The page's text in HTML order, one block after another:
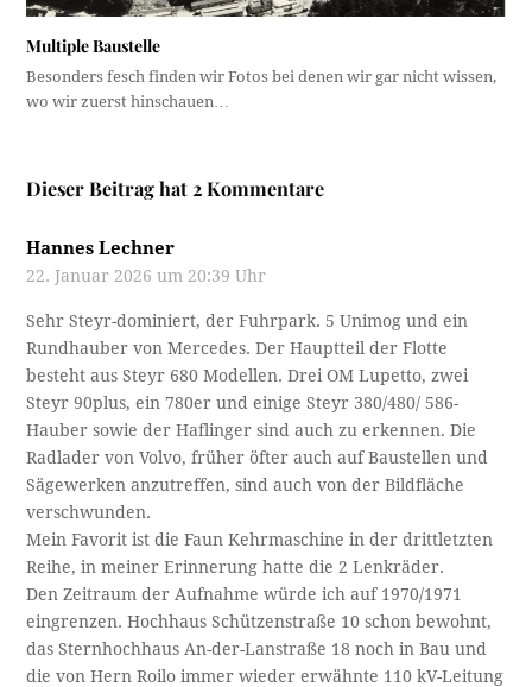
Multiple Baustelle
Besonders fesch finden wir Fotos bei denen wir gar nicht wissen,
wo wir zuerst hinschauen…
Dieser Beitrag hat 2 Kommentare
Hannes Lechner
22. Januar 2026 um 20:39 Uhr
Sehr Steyr-dominiert, der Fuhrpark. 5 Unimog und ein
Rundhauber von Mercedes. Der Hauptteil der Flotte
besteht aus Steyr 680 Modellen. Drei OM Lupetto, zwei
Steyr 90plus, ein 780er und einige Steyr 380/480/ 586-
Hauber sowie der Haflinger sind auch zu erkennen. Die
Radlader von Volvo, früher öfter auch auf Baustellen und
Sägewerken anzutreffen, sind auch von der Bildfläche
verschwunden.
Mein Favorit ist die Faun Kehrmaschine in der drittletzten
Reihe, in meiner Erinnerung hatte die 2 Lenkräder.
Den Zeitraum der Aufnahme würde ich auf 1970/1971
eingrenzen. Hochhaus Schützenstraße 10 schon bewohnt,
das Sternhochhaus An-der-Lanstraße 18 noch in Bau und
die von Hern Roilo immer wieder erwähnte 110 kV-Leitung